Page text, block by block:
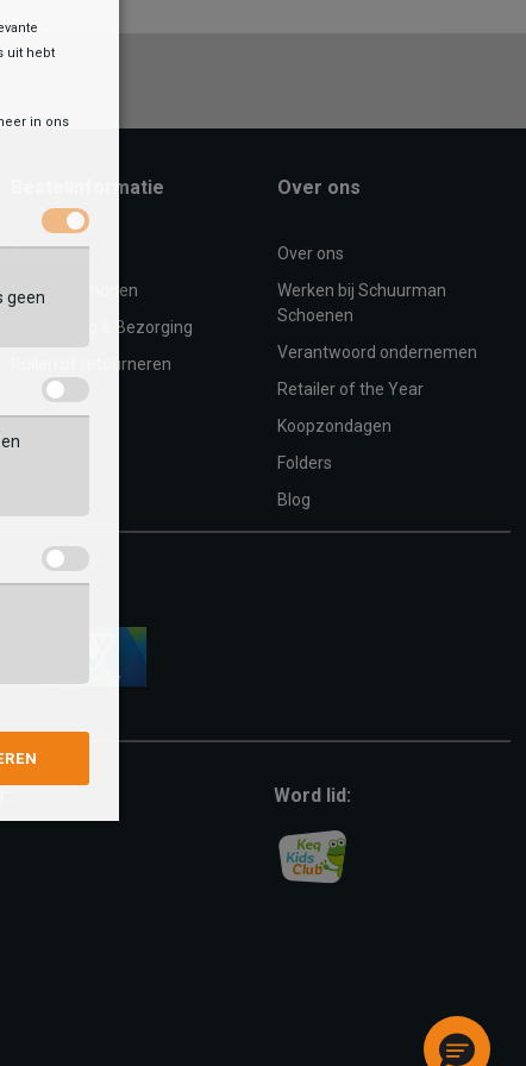
Bestelinformatie
Betaalmethoden
Verzending & Bezorging
Ruilen of retourneren
Over ons
Over ons
Werken bij Schuurman
Schoenen
Verantwoord ondernemen
Retailer of the Year
Koopzondagen
Folders
Blog
Word lid:
uit hebt
in ons
geen